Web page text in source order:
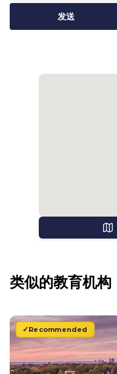
发送
类似的教育机构
Recommended